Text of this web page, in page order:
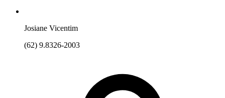
Josiane Vicentim
(62) 9.8326-2003